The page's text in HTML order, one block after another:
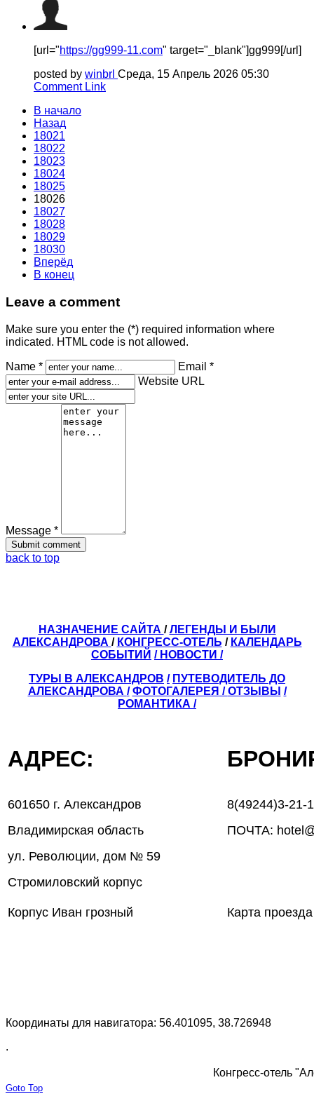
[url="https://gg999-11.com" target="_blank"]gg999[/url]
posted by winbrl Среда, 15 Апрель 2026 05:30
Comment Link
В начало
Назад
18021
18022
18023
18024
18025
18026
18027
18028
18029
18030
Вперёд
В конец
Leave a comment
Make sure you enter the (*) required information where
indicated. HTML code is not allowed.
Name *
Email *
Website URL
Message *
back to top
НАЗНАЧЕНИЕ САЙТА /ЛЕГЕНДЫ И БЫЛИ
АЛЕКСАНДРОВА / КОНГРЕСС-ОТЕЛЬ / КАЛЕНДАРЬ
СОБЫТИЙ / НОВОСТИ /
ТУРЫ В АЛЕКСАНДРОВ / ПУТЕВОДИТЕЛЬ ДО
АЛЕКСАНДРОВА / ФОТОГАЛЕРЕЯ /ОТЗЫВЫ /
РОМАНТИКА /
АДРЕС:
601650 г. Александров
Владимирская область
ул. Революции, дом № 59
Стромиловский корпус
Корпус Иван грозный
8(49244)3-21-
ПОЧТА:
Карта
Координаты для навигатора: 56.401095, 38.726948
.
Конгресс-отель
Goto Top